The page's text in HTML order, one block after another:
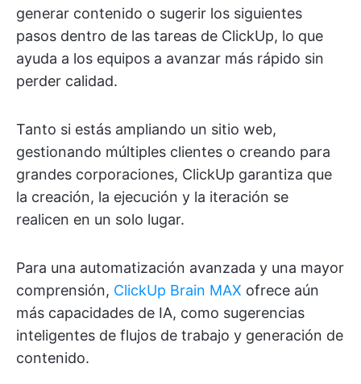
generar contenido o sugerir los siguientes
pasos dentro de las tareas de ClickUp, lo que
ayuda a los equipos a avanzar más rápido sin
perder calidad.
Tanto si estás ampliando un sitio web,
gestionando múltiples clientes o creando para
grandes corporaciones, ClickUp garantiza que
la creación, la ejecución y la iteración se
realicen en un solo lugar.
Para una automatización avanzada y una mayor
comprensión, ClickUp Brain MAX ofrece aún
más capacidades de IA, como sugerencias
inteligentes de flujos de trabajo y generación de
contenido.